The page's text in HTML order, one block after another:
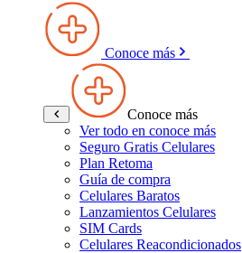
Conoce más
Conoce más
Ver todo en conoce más
Seguro Gratis Celulares
Plan Retoma
Guía de compra
Celulares Baratos
Lanzamientos Celulares
SIM Cards
Celulares Reacondicionados